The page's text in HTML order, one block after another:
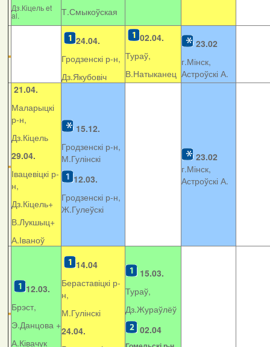
Дз.Кіцель et
al.
Т.Смыкоўская
24.04.
Гродзенскі р-н,
Дз.Якубовіч
02.04.
Тураў,
В.Натыканец
23.02
г.Мінск,
Астроўскі А.
21.04.
Маларыцкі
р-н,
Дз.Кіцель
29.04.
Івацевіцкі р-
н,
Дз.Кіцель+
В.Лукшыц+
А.Іваноў
15.12.
Гродзенскі р-н,
М.Гулінскі
12.03.
Гродзенскі р-н,
Ж.Гулеўскі
23.02
г.Мінск,
Астроўскі А.
12.03.
Брэст,
Э.Данцова +
А.Ківачук
14.04
Бераставіцкі р-
н,
М.Гулінскі
24.04.
15.03.
Тураў,
Дз.Жураўлёў
02.04